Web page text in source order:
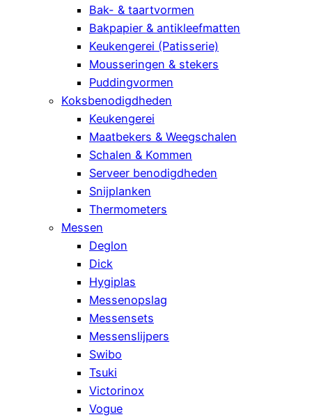
Bak- & taartvormen
Bakpapier & antikleefmatten
Keukengerei (Patisserie)
Mousseringen & stekers
Puddingvormen
Koksbenodigdheden
Keukengerei
Maatbekers & Weegschalen
Schalen & Kommen
Serveer benodigdheden
Snijplanken
Thermometers
Messen
Deglon
Dick
Hygiplas
Messenopslag
Messensets
Messenslijpers
Swibo
Tsuki
Victorinox
Vogue